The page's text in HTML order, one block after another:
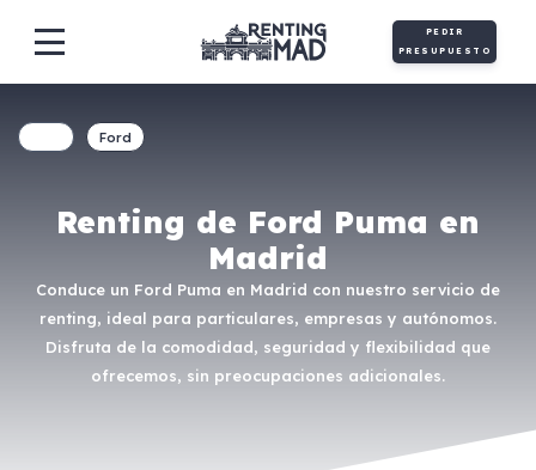
PEDIR
PRESUPUESTO
Renting de Ford Puma en
Madrid
Conduce un Ford Puma en Madrid con nuestro servicio de
renting, ideal para particulares, empresas y autónomos.
Disfruta de la comodidad, seguridad y flexibilidad que
ofrecemos, sin preocupaciones adicionales.
Ford